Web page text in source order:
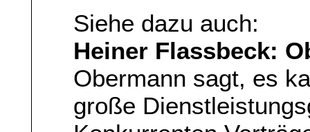
Siehe dazu auch:
Heiner Flassbeck:
Obermann sagt, es
große